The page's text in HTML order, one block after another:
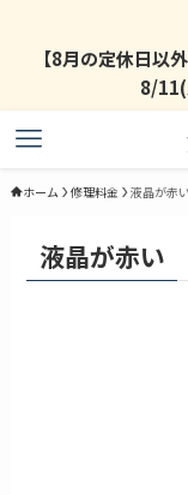
【8月の定休日以
8/11(
ホーム 修理料金 液晶が赤い
液晶が赤い